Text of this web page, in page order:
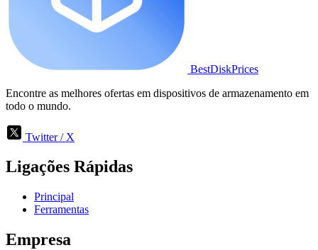
BestDiskPrices
Encontre as melhores ofertas em dispositivos de armazenamento em
todo o mundo.
Twitter / X
Ligações Rápidas
Principal
Ferramentas
Empresa